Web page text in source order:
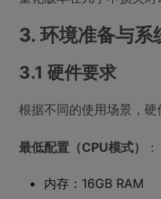
3. 环境准备与系
3.1 硬件要求
根据不同的使用场景，硬
最低配置（CPU模式） ：
内存：16GB RAM